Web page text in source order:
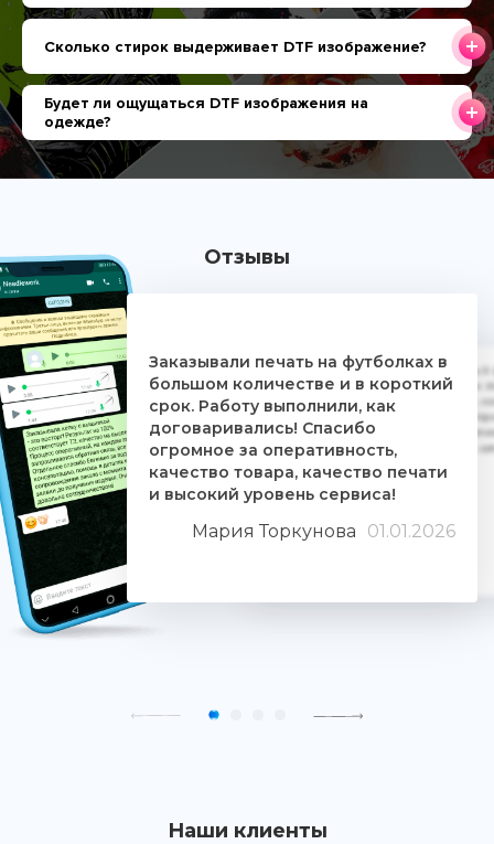
Сколько стирок выдерживает DTF изображение?
Будет ли ощущаться DTF изображения на
одежде?
Отзывы
Заказывали печать на футболках в
большом количестве и в короткий
срок. Работу выполнили, как
договаривались! Спасибо
огромное за оперативность,
качество товара, качество печати
и высокий уровень сервиса!
Мария Торкунова 01.01.2026
Дочке на 18-летие решили заказать
ребятам. Времени было всего сутки.
взялись за работу, сделали макеты,
Огромное им спасибо. Дочка была
знают свое дело и отдаются ему
людьми. Качество печати
Наши клиенты